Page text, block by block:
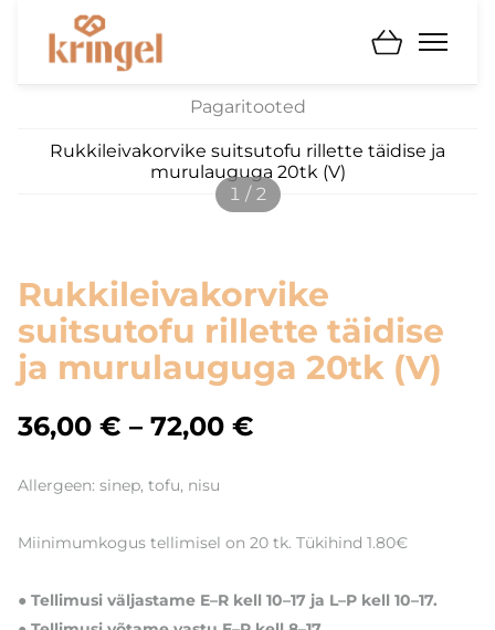
Pagaritooted
Rukkileivakorvike suitsutofu rillette täidise ja
murulauguga 20tk (V)
1 / 2
Rukkileivakorvike
suitsutofu rillette täidise
ja murulauguga 20tk (V)
36,00 € – 72,00 €
Allergeen: sinep, tofu, nisu
Miinimumkogus tellimisel on 20 tk. Tükihind 1.80€
● Tellimusi väljastame E–R kell 10–17 ja L–P kell 10–17.